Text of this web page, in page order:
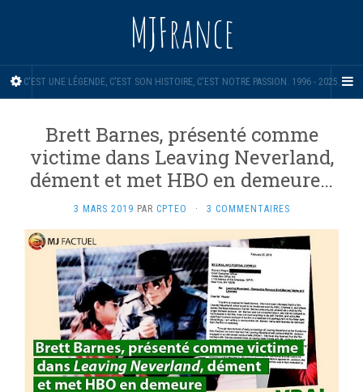
MJFrance
C'EST UNE LÉGENDE, C'EST SON HISTOIRE, C'EST NOTRE PASSION. 1996 - 2025.
Brett Barnes, présenté comme
victime dans Leaving Neverland,
dément et met HBO en demeure…
3 MARS 2019 PAR CPTEO · 3 COMMENTAIRES